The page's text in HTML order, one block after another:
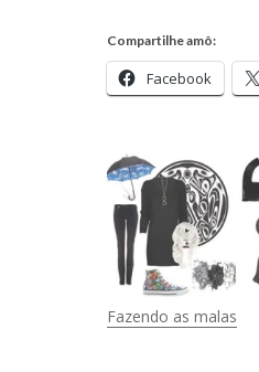
Compartilhe amô:
Facebook
Fazendo as malas